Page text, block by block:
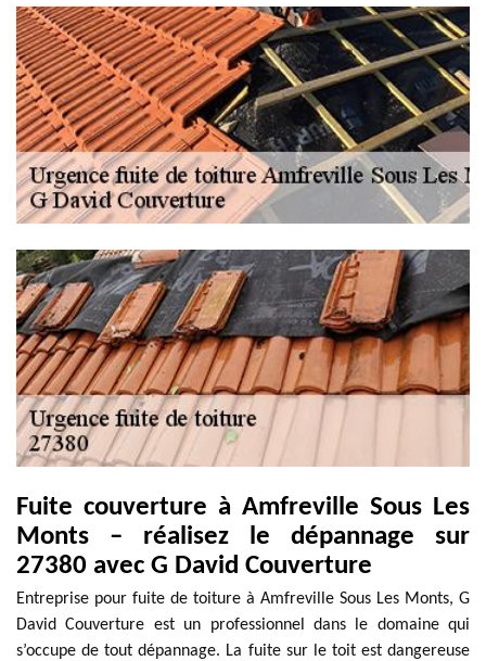
Fuite couverture à Amfreville Sous Les
Monts – réalisez le dépannage sur
27380 avec G David Couverture
Entreprise pour fuite de toiture à Amfreville Sous Les Monts, G
David Couverture est un professionnel dans le domaine qui
s’occupe de tout dépannage. La fuite sur le toit est dangereuse